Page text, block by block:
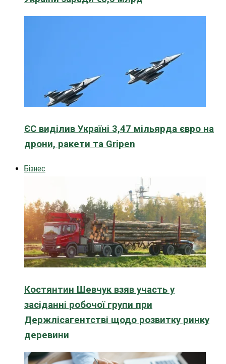
ЄС виділив Україні 3,47 мільярда євро на
дрони, ракети та Gripen
Бізнес
Костянтин Шевчук взяв участь у
засіданні робочої групи при
Держлісагентстві щодо розвитку ринку
деревини